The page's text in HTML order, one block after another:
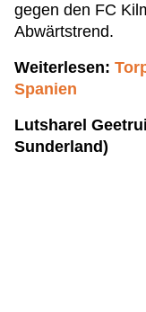
gegen den FC
Abwärtstrend.
Weiterlesen:
Spanien
Lutsharel
Sunderland)